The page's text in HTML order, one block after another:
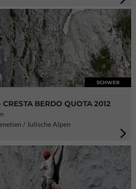
SCHWER
BERDO QUOTA 2012
/ Julische Alpen